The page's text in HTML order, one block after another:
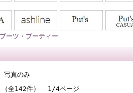
・・ ★★ 代引手数料３００円・・
ーツ・ブーティー
真のみ
（全142件） 1/4ページ